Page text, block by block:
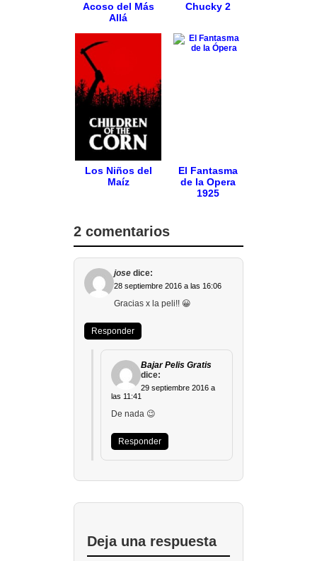
Acoso del Más
Allá
Chucky 2
Los Niños del
Maíz
El Fantasma
de la Opera
1925
2 comentarios
jose dice:
28 septiembre 2016 a las 16:06
Gracias x la peli!! 😀
Responder
Bajar Pelis Gratis
dice:
29 septiembre 2016 a
las 11:41
De nada 😉
Responder
Deja una respuesta